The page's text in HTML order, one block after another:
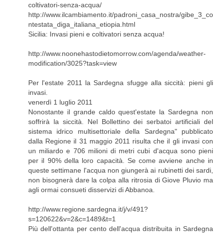
coltivatori-senza-acqua/
http://www.ilcambiamento.it/padroni_casa_nostra/gibe_3_co
ntestata_diga_italiana_etiopia.html
Sicilia: Invasi pieni e coltivatori senza acqua!
http://www.noonehastodietomorrow.com/agenda/weather-
modification/3025?task=view
Per l'estate 2011 la Sardegna sfugge alla siccità: pieni gli
invasi.
venerdì 1 luglio 2011
Nonostante il grande caldo quest'estate la Sardegna non
soffrirà la siccità. Nel Bollettino dei serbatoi artificiali del
sistema idrico multisettoriale della Sardegna" pubblicato
dalla Regione il 31 maggio 2011 risulta che il gli invasi con
un miliardo e 706 milioni di metri cubi d'acqua sono pieni
per il 90% della loro capacità. Se come avviene anche in
queste settimane l'acqua non giungerà ai rubinetti dei sardi,
non bisognerà dare la colpa alla ritrosia di Giove Pluvio ma
agli ormai consueti disservizi di Abbanoa.
http://www.regione.sardegna.it/j/v/491?
s=120622&v=2&c=1489&t=1
Più dell'ottanta per cento dell'acqua distribuita in Sardegna